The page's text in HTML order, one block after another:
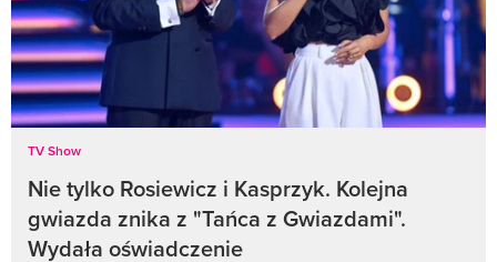
TV Show
Nie tylko Rosiewicz i Kasprzyk. Kolejna
gwiazda znika z "Tańca z Gwiazdami".
Wydała oświadczenie